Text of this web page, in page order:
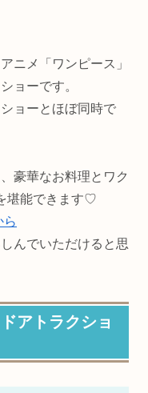
ニメ「ワンピース」
ョーです。
ョーとほぼ同時で
豪華なお料理とワク
堪能できます♡
ら
んでいただけると思
アトラクショ